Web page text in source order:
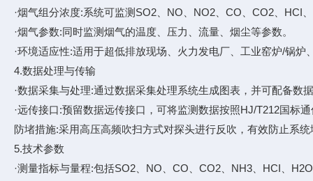
·烟气组分浓度:系统可监测SO2、NO、NO2、CO、CO2、HCI
·烟气参数:同时监测烟气的温度、压力、流量、烟尘等参数。
·环境适应性:适用于超低排放现场、火力发电厂、工业窑炉/锅
4.数据处理与传输
·数据采集与处理:通过数据采集处理系统生成图表，并可配备数
·远传接口:预留数据远传接口，可将监测数据按照HJ/T212国标
防堵措施:采用高压高频吹扫方式对探头进行反吹，有效防止系统
5.技术参数
·测量指标与量程:包括SO2、NO、CO、CO2、NH3、HCI、